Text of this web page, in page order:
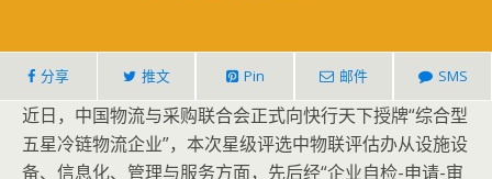
分享 推文 Pin 邮件 SMS
近日，中国物流与采购联合会正式向快行天下授牌“综合型
五星冷链物流企业”，本次星级评选中物联评估办从设施设
备、信息化、管理与服务方面，先后经“企业自检-申请-审